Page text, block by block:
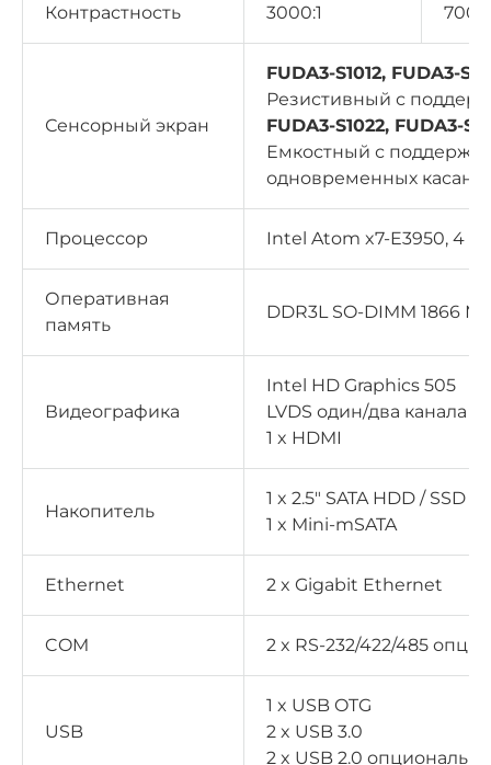
Контрастность 3000:1 700:1
Сенсорный экран
FUDA3-S1012, FUDA3-
Резистивный с
FUDA3-S1022, FUDA3-
Емкостный с
одновременных
Процессор Intel Atom x7-E3950, 4
Оперативная
память
DDR3L SO-DIMM 1866
Видеографика
Intel HD Graphics 505
LVDS один/два канала
1 x HDMI
Накопитель
1 x 2.5″ SATA HDD / SSD
1 x Mini-mSATA
Ethernet 2 x Gigabit Ethernet
COM 2 x RS-232/422/485
USB
1 x USB OTG
2 x USB 3.0
2 x USB 2.0 опционально